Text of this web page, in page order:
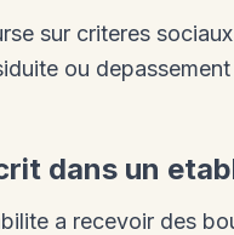
sur criteres
ou
dans un
a recevoir des